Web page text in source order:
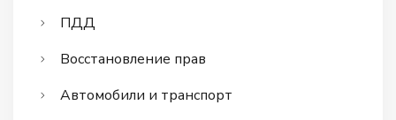
ПДД
Восстановление прав
Автомобили и транспорт